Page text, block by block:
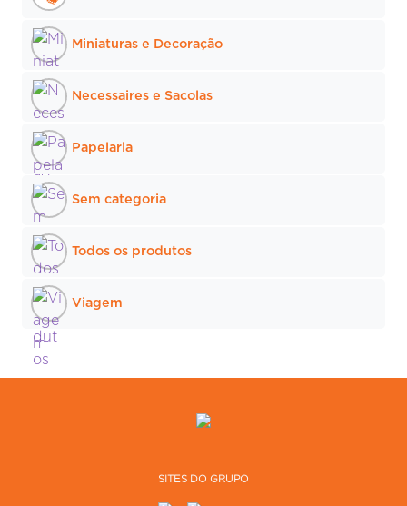
Miniaturas e Decoração
Necessaires e Sacolas
Papelaria
Sem categoria
Todos os produtos
Viagem
SITES DO GRUPO